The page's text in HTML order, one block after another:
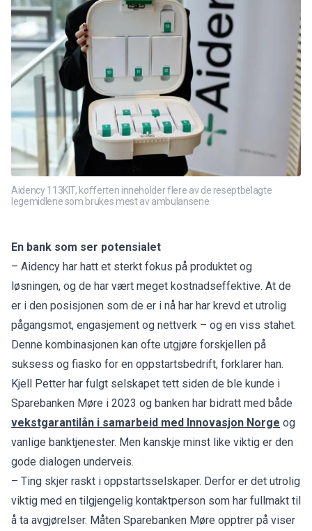
Aidency 113KIT, kofferten inneholder flere av de reseptbelagte
legemidlene som brukes mest av ambulansene.
En bank som ser potensialet
– Aidency har hatt et sterkt fokus på produktet og
løsningen, og de har vært meget kostnadseffektive. At de
er i den posisjonen som de er i nå har har krevd et utrolig
pågangsmot, engasjement og nettverk – og en viss stahet.
Denne kombinasjonen kan ofte utgjøre forskjellen på
suksess og fiasko for en oppstartsbedrift, forklarer han.
Kjell Petter har fulgt selskapet tett siden de ble kunde i
Sparebanken Møre i 2023 og banken har bidratt med både
vekstgarantilån i samarbeid med Innovasjon Norge og
vanlige banktjenester. Men kanskje minst like viktig er den
gode dialogen underveis.
– Ting skjer raskt i oppstartsselskaper. Derfor er det utrolig
viktig med en tilgjengelig kontaktperson som har fullmakt til
å ta avgjørelser. Måten Sparebanken Møre opptrer på viser